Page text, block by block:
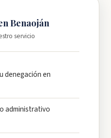
Benaoján
servicio
denegación en
administrativo